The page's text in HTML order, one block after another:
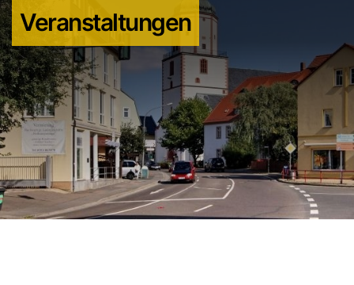
Veranstaltungen